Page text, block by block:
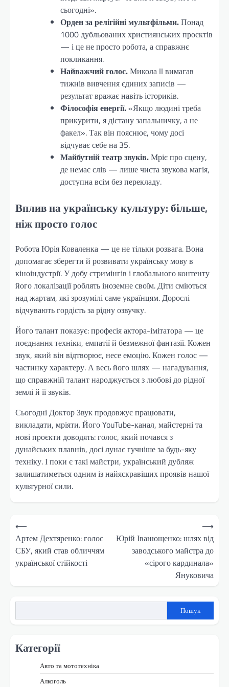
сьогодні».
Орден за релігійні мультфільми.Понад
1000 дубльованих християнських проєктів
— і це не просто робота, а справжнє
покликання.
Найважчий голос.Микола II вимагав
тижнів вивчення єдиних записів —
результат вражає навіть істориків.
Філософія енергії.«Якщо людині треба
прикурити, я дістану запальничку, а не
факел». Так він пояснює, чому досі
відчуває себе на 35.
Майбутній театр звуків.Мріє про сцену,
де немає слів — лише чиста звукова магія,
доступна всім без перекладу.
Вплив на українську культуру: більше,
ніж просто голос
Робота Юрія Коваленка — це не тільки розвага. Вона
допомагає зберегти й розвивати українську мову в
кіноіндустрії. У добу стримінгів і глобального контенту
його локалізації роблять іноземне своїм. Діти сміються
над жартам, які зрозумілі саме українцям. Дорослі
відчувають гордість за рідну озвучку.
Його талант показує: професія актора-імітатора — це
поєднання техніки, емпатії й безмежної фантазії. Кожен
звук, який він відтворює, несе емоцію. Кожен голос —
частинку характеру. А весь його шлях — нагадування,
що справжній талант народжується з любові до рідної
землі й її звуків.
Сьогодні Доктор Звук продовжує працювати,
викладати, мріяти. Його YouTube-канал, майстерні та
нові проєкти доводять: голос, який почався з
дунайських плавнів, досі лунає гучніше за будь-яку
техніку. І поки є такі майстри, український дубляж
залишатиметься одним із найяскравіших проявів нашої
культурної сили.
Навігація
записів
⟵
Артем Дехтяренко: голос
СБУ, який став обличчям
української стійкості
Юрій Іванющенко: шлях від
заводського майстра до
«сірого кардинала»
Януковича
⟶
Пошук
Категорії
Авто та мототехніка
Алкоголь